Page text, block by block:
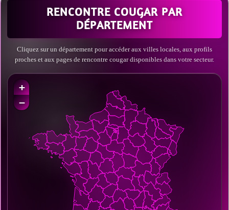
RENCONTRE COUGAR PAR
DÉPARTEMENT
Cliquez sur un département pour accéder aux villes locales, aux profils
proches et aux pages de rencontre cougar disponibles dans votre secteur.
+
−